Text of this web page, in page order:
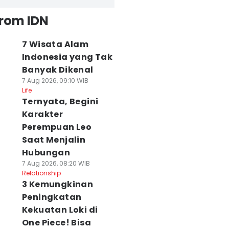
IDN
7 Wisata Alam
Indonesia yang Tak
Banyak Dikenal
7 Aug 2026, 09:10 WIB
Life
Ternyata, Begini
Karakter
Perempuan Leo
Saat Menjalin
Hubungan
7 Aug 2026, 08:20 WIB
Relationship
3 Kemungkinan
Peningkatan
Kekuatan Loki di
One Piece! Bisa